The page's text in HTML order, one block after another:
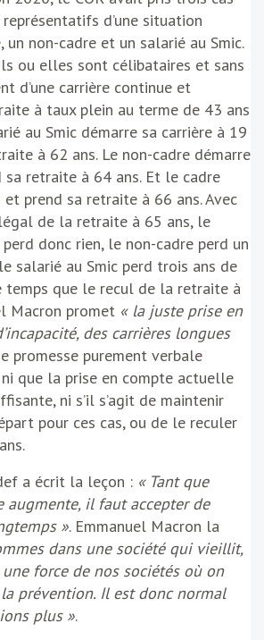
représentatifs d’une situation
un non-cadre et un salarié au Smic.
ou elles sont célibataires et sans
d’une carrière continue et
à taux plein au terme de 43 ans
au Smic démarre sa carrière à 19
à 62 ans. Le non-cadre démarre
sa retraite à 64 ans. Et le cadre
prend sa retraite à 66 ans. Avec
de la retraite à 65 ans, le
donc rien, le non-cadre perd un
salarié au Smic perd trois ans de
temps que le recul de la retraite à
Macron promet « la juste prise en
des carrières longues
promesse purement verbale
que la prise en compte actuelle
ni s’il s’agit de maintenir
pour ces cas, ou de le reculer
a écrit la leçon : « Tant que
augmente, il faut accepter de
». Emmanuel Macron la
dans une société qui vieillit,
une force de nos sociétés où on
prévention. Il est donc normal
plus ».